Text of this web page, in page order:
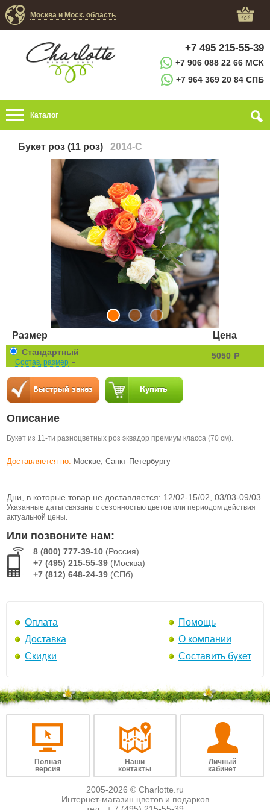
Москва и Моск. область
+7 495 215-55-39
+7 906 088 22 66 МСК
+7 964 369 20 84 СПБ
Каталог
Букет роз (11 роз) 2014-C
Размер Цена
Стандартный
Состав, размер
5050 a
Описание
Букет из 11-ти разноцветных роз эквадор премиум класса (70 см).
Доставляется по: Москве, Санкт-Петербургу
Дни, в которые товар не доставляется: 12/02-15/02, 03/03-09/03
Указанные даты связаны с сезонностью цветов или периодом действия
актуальной цены.
Или позвоните нам:
8 (800) 777-39-10 (Россия)
+7 (495) 215-55-39 (Москва)
+7 (812) 648-24-39 (СПб)
Оплата
Доставка
Скидки
Помощь
О компании
Составить букет
Полная
версия
Наши
контакты
Личный
кабинет
2005-2026 © Charlotte.ru
Интернет-магазин цветов и подарков